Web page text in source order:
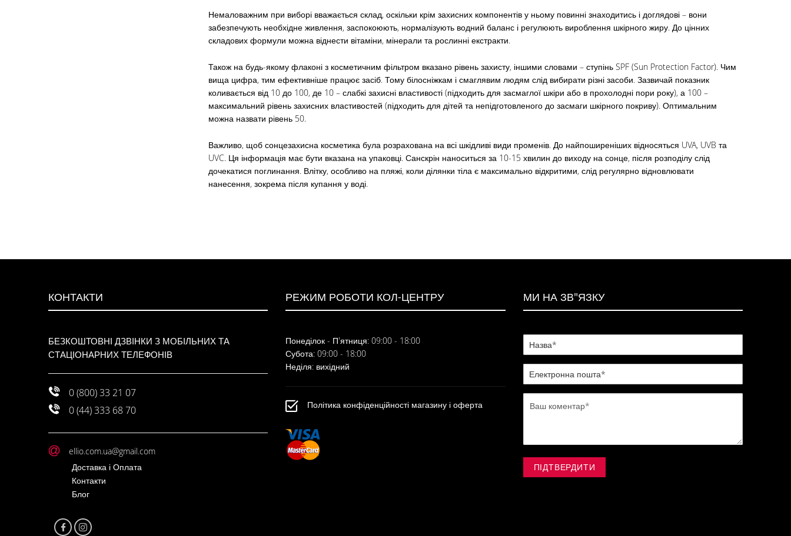
Немаловажним при виборі вважається склад, оскільки крім захисних компонентів у ньому повинні знаходитись і доглядові – вони
забезпечують необхідне живлення, заспокоюють, нормалізують водний баланс і регулюють вироблення шкірного жиру. До цінних
складових формули можна віднести вітаміни, мінерали та рослинні екстракти.
Також на будь-якому флаконі з косметичним фільтром вказано рівень захисту, іншими словами – ступінь SPF (Sun Protection Factor). Чим
вища цифра, тим ефективніше працює засіб. Тому білосніжкам і смаглявим людям слід вибирати різні засоби. Зазвичай показник
коливається від 10 до 100, де 10 – слабкі захисні властивості (підходить для засмаглої шкіри або в прохолодні пори року), а 100 –
максимальний рівень захисних властивостей (підходить для дітей та непідготовленого до засмаги шкірного покриву). Оптимальним
можна назвати рівень 50.
Важливо, щоб сонцезахисна косметика була розрахована на всі шкідливі види променів. До найпоширеніших відносяться UVA, UVB та
UVC. Ця інформація має бути вказана на упаковці. Санскрін наноситься за 10-15 хвилин до виходу на сонце, після розподілу слід
дочекатися поглинання. Влітку, особливо на пляжі, коли ділянки тіла є максимально відкритими, слід регулярно відновлювати
нанесення, зокрема після купання у воді.
КОНТАКТИ
БЕЗКОШТОВНІ ДЗВІНКИ З МОБІЛЬНИХ ТА
СТАЦІОНАРНИХ ТЕЛЕФОНІВ
0 (800) 33 21 07
0 (44) 333 68 70
ellio.com.ua@gmail.com
Доставка і Оплата
Контакти
Блог
РЕЖИМ РОБОТИ КОЛ-ЦЕНТРУ
Понеділок - П'ятниця: 09:00 - 18:00
Субота: 09:00 - 18:00
Неділя: вихідний
Політика конфіденційності магазину і оферта
МИ НА ЗВ"ЯЗКУ
ПІДТВЕРДИТИ